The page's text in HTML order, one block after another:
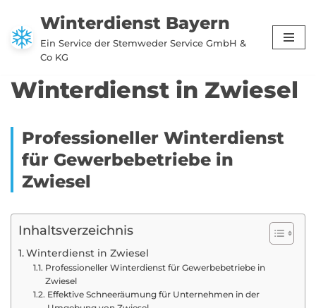
Zum
Inhalt
Winterdienst Bayern
Ein Service der Stemweder Service GmbH &
Co KG
Winterdienst in Zwiesel
Professioneller Winterdienst
für Gewerbebetriebe in
Zwiesel
Inhaltsverzeichnis
Winterdienst in Zwiesel
Professioneller Winterdienst für Gewerbebetriebe in
Zwiesel
Effektive Schneeräumung für Unternehmen in der